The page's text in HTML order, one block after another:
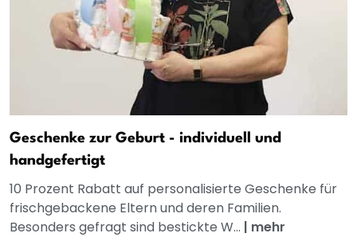
Geschenke zur Geburt - individuell und
handgefertigt
10 Prozent Rabatt auf personalisierte Geschenke für
frischgebackene Eltern und deren Familien.
Besonders gefragt sind bestickte W... | mehr